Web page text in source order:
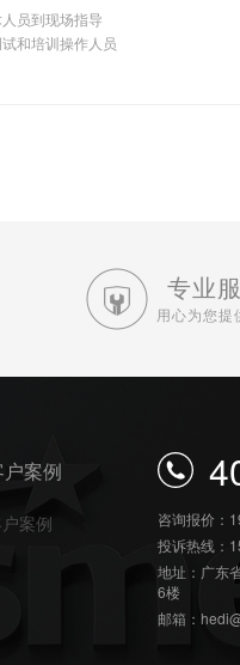
员到现场指导
和培训操作人员
专业
用心为您提
案例
案例
咨询报价：
投诉热线：
地址：广东
6楼
邮箱：